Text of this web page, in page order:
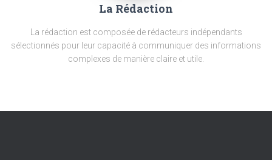
La Rédaction
La rédaction est composée de rédacteurs indépendants
sélectionnés pour leur capacité à communiquer des informations
complexes de manière claire et utile.